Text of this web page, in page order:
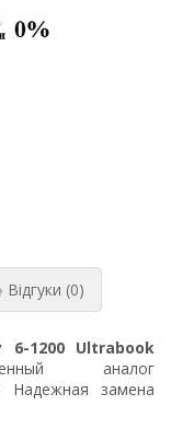
Відгуки (0)
6-1200 Ultrabook
аналог
Надежная замена